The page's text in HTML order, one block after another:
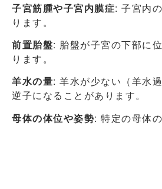
子宮筋腫や子宮内膜症: 子宮内
ります。
前置胎盤: 胎盤が子宮の下部に
ります。
羊水の量: 羊水が少ない（羊水
逆子になることがあります。
母体の体位や姿勢: 特定の母体